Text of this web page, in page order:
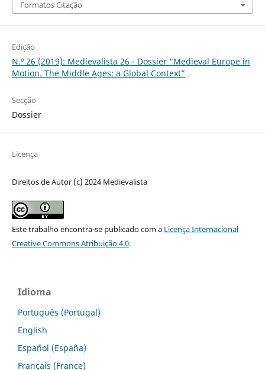
Formatos Citação
Edição
N.º 26 (2019): Medievalista 26 - Dossier "Medieval Europe in
Motion. The Middle Ages: a Global Context”
Secção
Dossier
Licença
Direitos de Autor (c) 2024 Medievalista
Este trabalho encontra-se publicado com a Licença Internacional
Creative Commons Atribuição 4.0.
Idioma
Português (Portugal)
English
Español (España)
Français (France)